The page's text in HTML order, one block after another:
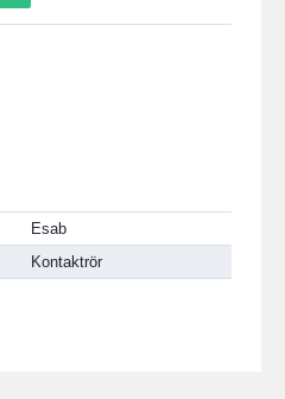
Esab
Kontaktrör